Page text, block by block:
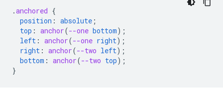
.anchored {
position : absolute ;
top : anchor(--one bottom);
left : anchor(--one right);
right : anchor(--two left);
bottom : anchor(--two top);
}